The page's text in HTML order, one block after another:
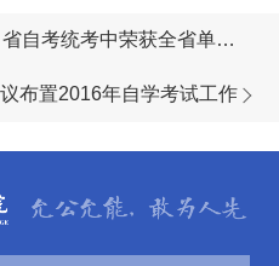
自考统考中荣获全省单科
布置2016年自学考试工作